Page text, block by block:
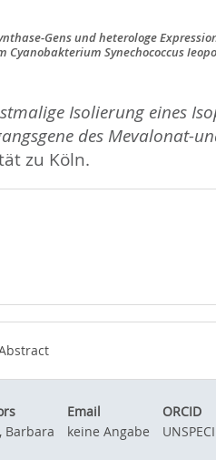
Gens und heterologe
Cyanobakterium Synechococcus
Isolierung eines
des Mevalonat-
zu Köln.
Email ORCID
Barbara
keine Angabe